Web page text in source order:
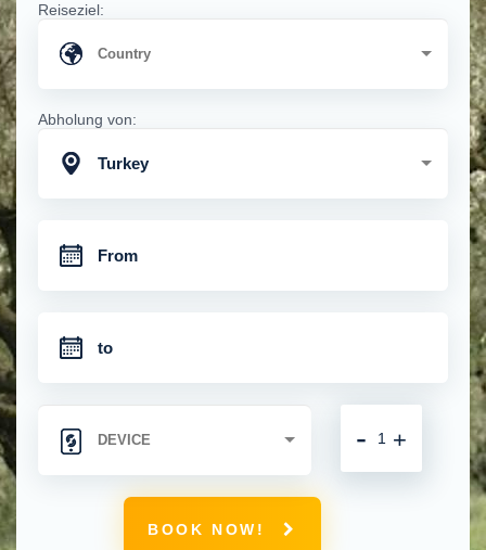
Reiseziel:
Abholung von:
Turkey
+
-
BOOK NOW!